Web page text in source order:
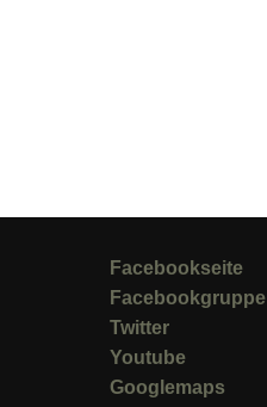
Facebookseite
Facebookgruppe
Twitter
Youtube
Googlemaps